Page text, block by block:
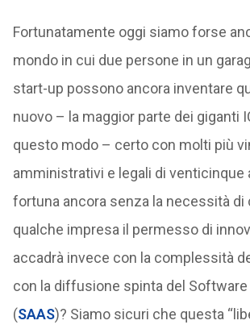
Fortunatamente oggi siamo forse
mondo in cui due persone in un
start-up possono ancora inventare
nuovo – la maggior parte dei giganti
questo modo – certo con molti più
amministrativi e legali di venticinque
fortuna ancora senza la necessità di
qualche impresa il permesso di
accadrà invece con la complessità
con la diffusione spinta del Software
(SAAS)? Siamo sicuri che questa